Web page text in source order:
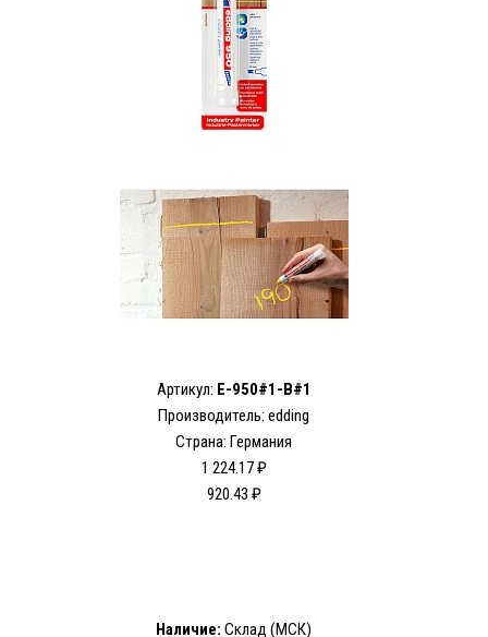
Артикул: E-950#1-B#1
Производитель: edding
Страна: Германия
1 224.17 ₽
920.43 ₽
Наличие: Склад (МСК)